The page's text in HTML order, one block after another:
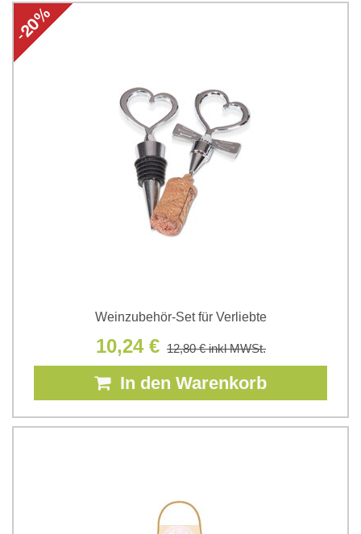
Weinzubehör-Set für Verliebte
10,24 € 12,80 €inkl MWSt.
In den Warenkorb